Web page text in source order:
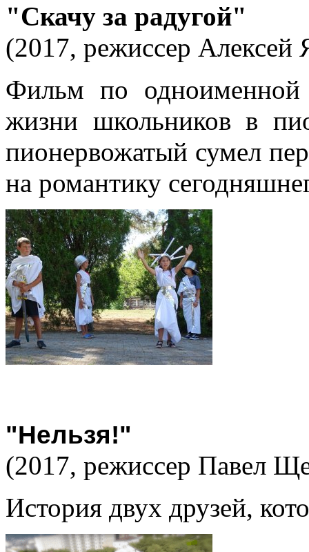
"Скачу за радугой"
(2017, режиссер Алексей
Фильм по
жизни школьников в
пионервожатый сумел
на романтику
"Нельзя!"
(2017, режиссер Павел
История двух друзей,